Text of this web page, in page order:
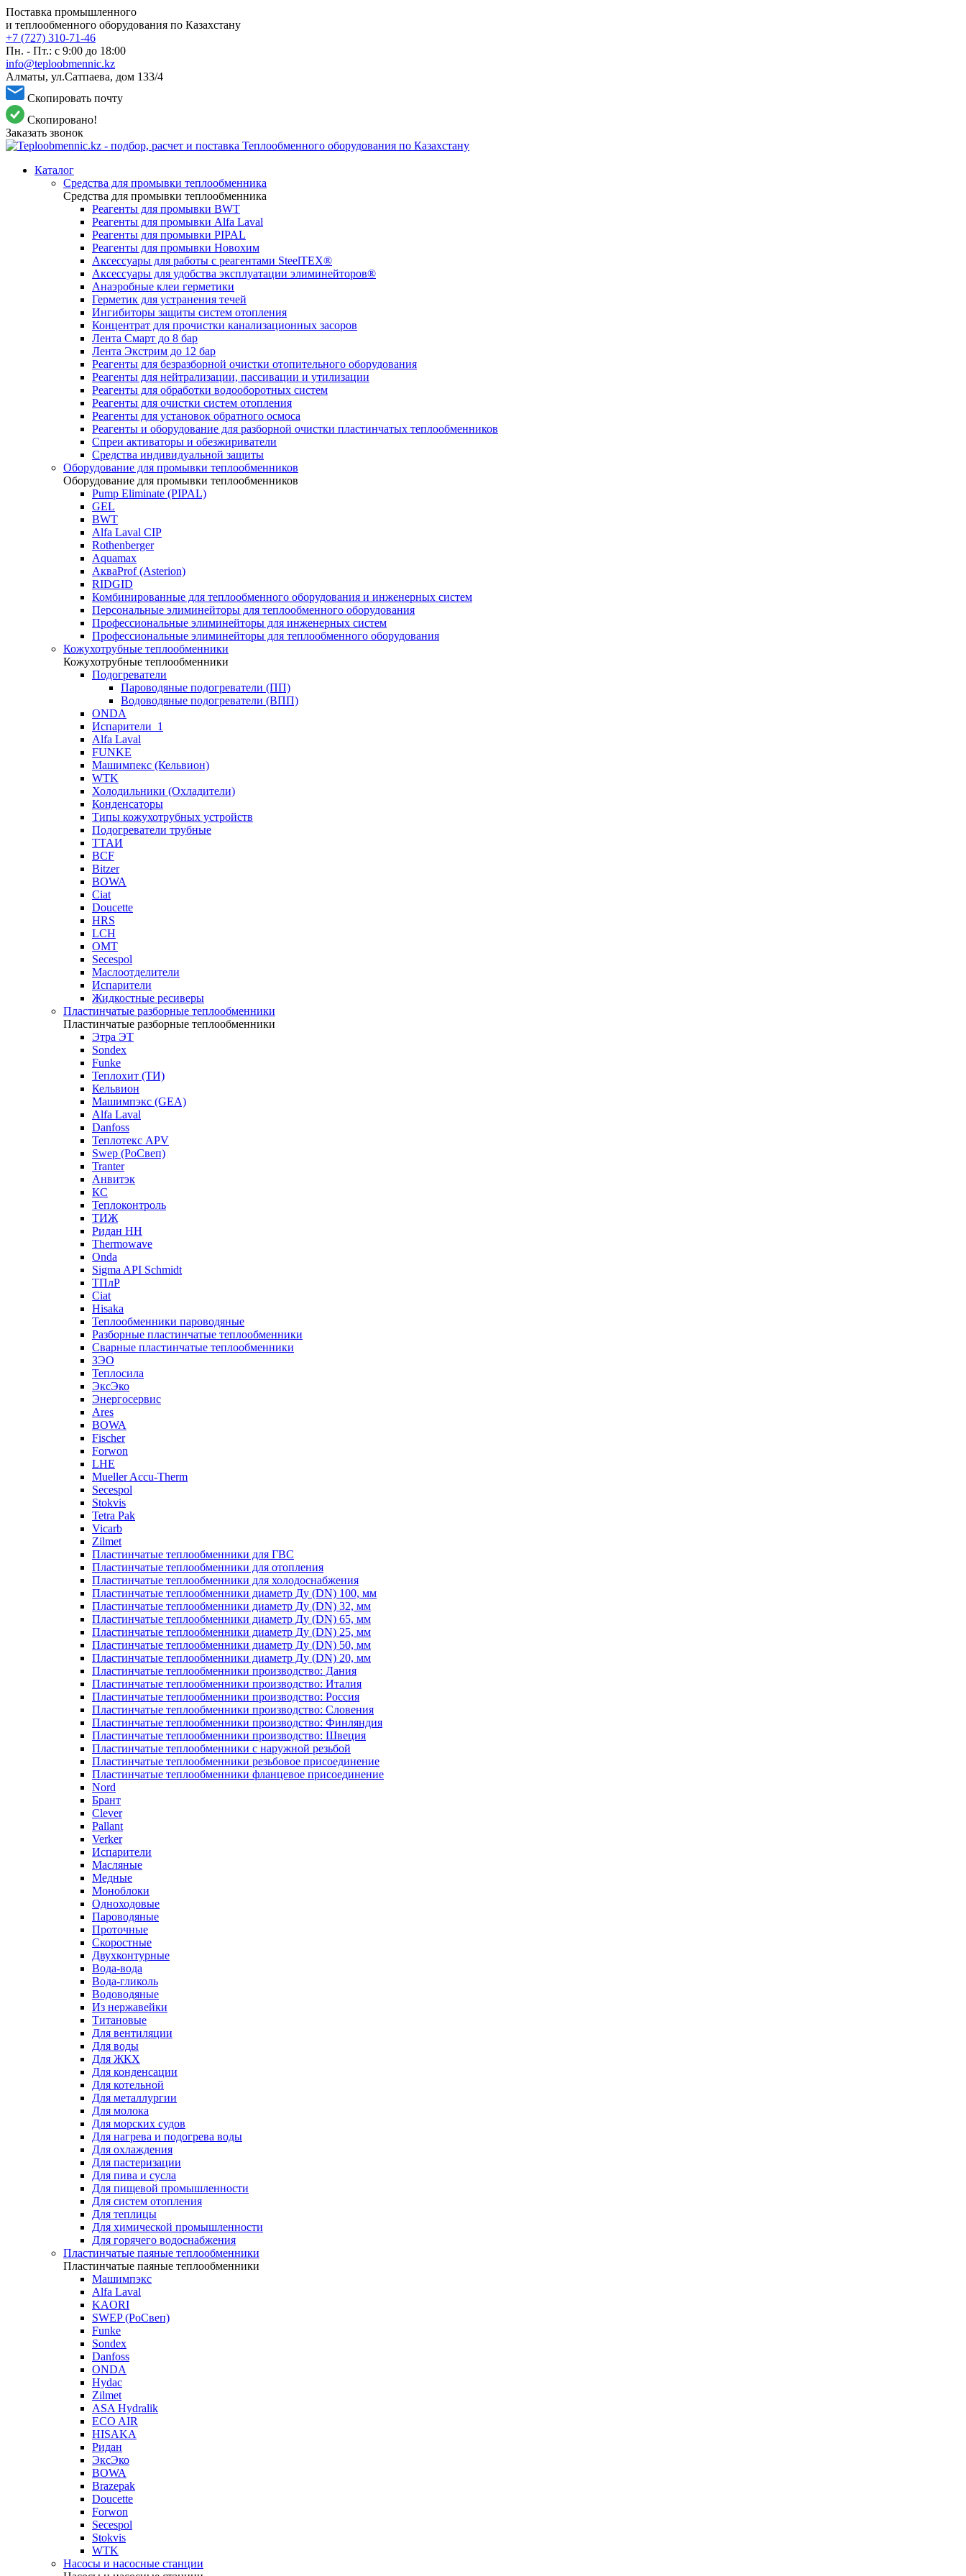
Поставка промышленного
и теплообменного оборудования по Казахстану
+7 (727) 310-71-46
Пн. - Пт.: с 9:00 до 18:00
info@teploobmennic.kz
Алматы, ул.Сатпаева, дом 133/4
Скопировать почту
Скопировано!
Заказать звонок
Каталог
Средства для промывки теплообменника
Средства для промывки теплообменника
Реагенты для промывки BWT
Реагенты для промывки Alfa Laval
Реагенты для промывки PIPAL
Реагенты для промывки Новохим
Аксессуары для работы с реагентами SteelTEX®
Аксессуары для удобства эксплуатации элиминейторов®
Анаэробные клеи герметики
Герметик для устранения течей
Ингибиторы защиты систем отопления
Концентрат для прочистки канализационных засоров
Лента Смарт до 8 бар
Лента Экстрим до 12 бар
Реагенты для безразборной очистки отопительного оборудования
Реагенты для нейтрализации, пассивации и утилизации
Реагенты для обработки водооборотных систем
Реагенты для очистки систем отопления
Реагенты для установок обратного осмоса
Реагенты и оборудование для разборной очистки пластинчатых теплообменников
Спреи активаторы и обезжириватели
Средства индивидуальной защиты
Оборудование для промывки теплообменников
Оборудование для промывки теплообменников
Pump Eliminate (PIPAL)
GEL
BWT
Alfa Laval CIP
Rothenberger
Aquamax
АкваProf (Asterion)
RIDGID
Комбинированные для теплообменного оборудования и инженерных систем
Персональные элиминейторы для теплообменного оборудования
Профессиональные элиминейторы для инженерных систем
Профессиональные элиминейторы для теплообменного оборудования
Кожухотрубные теплообменники
Кожухотрубные теплообменники
Подогреватели
Пароводяные подогреватели (ПП)
Водоводяные подогреватели (ВПП)
ONDA
Испарители_1
Alfa Laval
FUNKE
Машимпекс (Кельвион)
WTK
Холодильники (Охладители)
Конденсаторы
Типы кожухотрубных устройств
Подогреватели трубные
ТТАИ
BCF
Bitzer
BOWA
Ciat
Doucette
HRS
LCH
OMT
Secespol
Маслоотделители
Испарители
Жидкостные ресиверы
Пластинчатые разборные теплообменники
Пластинчатые разборные теплообменники
Этра ЭТ
Sondex
Funke
Теплохит (ТИ)
Кельвион
Машимпэкс (GEA)
Alfa Laval
Danfoss
Теплотекс APV
Swep (РоСвеп)
Tranter
Анвитэк
КС
Теплоконтроль
ТИЖ
Ридан НН
Thermowave
Onda
Sigma API Schmidt
ТПлР
Ciat
Hisaka
Теплообменники пароводяные
Разборные пластинчатые теплообменники
Сварные пластинчатые теплообменники
ЗЭО
Теплосила
ЭксЭко
Энергосервис
Ares
BOWA
Fischer
Forwon
LHE
Mueller Accu-Therm
Secespol
Stokvis
Tetra Pak
Vicarb
Zilmet
Пластинчатые теплообменники для ГВС
Пластинчатые теплообменники для отопления
Пластинчатые теплообменники для холодоснабжения
Пластинчатые теплообменники диаметр Ду (DN) 100, мм
Пластинчатые теплообменники диаметр Ду (DN) 32, мм
Пластинчатые теплообменники диаметр Ду (DN) 65, мм
Пластинчатые теплообменники диаметр Ду (DN) 25, мм
Пластинчатые теплообменники диаметр Ду (DN) 50, мм
Пластинчатые теплообменники диаметр Ду (DN) 20, мм
Пластинчатые теплообменники производство: Дания
Пластинчатые теплообменники производство: Италия
Пластинчатые теплообменники производство: Россия
Пластинчатые теплообменники производство: Словения
Пластинчатые теплообменники производство: Финляндия
Пластинчатые теплообменники производство: Швеция
Пластинчатые теплообменники с наружной резьбой
Пластинчатые теплообменники резьбовое присоединение
Пластинчатые теплообменники фланцевое присоединение
Nord
Брант
Clever
Pallant
Verker
Испарители
Масляные
Медные
Моноблоки
Одноходовые
Пароводяные
Проточные
Скоростные
Двухконтурные
Вода-вода
Вода-гликоль
Водоводяные
Из нержавейки
Титановые
Для вентиляции
Для воды
Для ЖКХ
Для конденсации
Для котельной
Для металлургии
Для молока
Для морских судов
Для нагрева и подогрева воды
Для охлаждения
Для пастеризации
Для пива и сусла
Для пищевой промышленности
Для систем отопления
Для теплицы
Для химической промышленности
Для горячего водоснабжения
Пластинчатые паяные теплообменники
Пластинчатые паяные теплообменники
Машимпэкс
Alfa Laval
KAORI
SWEP (РоСвеп)
Funke
Sondex
Danfoss
ONDA
Hydac
Zilmet
ASA Hydralik
ECO AIR
HISAKA
Ридан
ЭксЭко
BOWA
Brazepak
Doucette
Forwon
Secespol
Stokvis
WTK
Насосы и насосные станции